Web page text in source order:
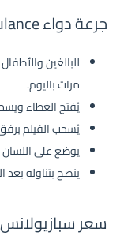
جرعة دواء spasulance
مرات باليوم.
يُفتح الغطاء
يُسحب الفيلم
يوضع على
ينصح بتناوله
سعر سبازيولانس